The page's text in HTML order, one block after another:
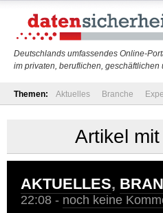
Deutschlands umfassendes Online-
im privaten, beruflichen,
Themen: Aktuelles Branche
Artikel mit
AKTUELLES,
22:08 - noch keine